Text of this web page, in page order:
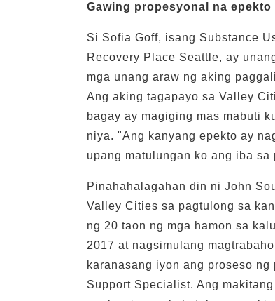
Gawing propesyonal na
Si Sofia Goff, isang Substance
Recovery Place Seattle, ay
mga unang araw ng aking
Ang aking tagapayo sa Valley
bagay ay magiging mas mabuti
niya. "Ang kanyang epekto ay
upang matulungan ko ang iba
Pinahahalagahan din ni John
Valley Cities sa pagtulong sa
ng 20 taon ng mga hamon sa
2017 at nagsimulang
karanasang iyon ang proseso
Support Specialist. Ang